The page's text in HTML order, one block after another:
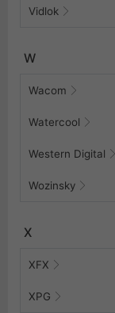
Vidlok
W
Wacom
Watercool
Western Digital
Wozinsky
X
XFX
XPG